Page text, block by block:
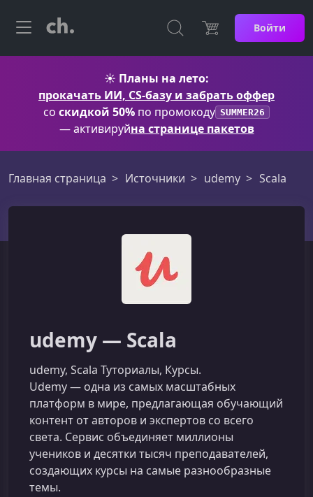
Войти
☀️ Планы на лето:
прокачать ИИ, CS-базу и забрать оффер
со скидкой 50% по промокоду SUMMER26
— активируйна странице пакетов
Главная страница Источники udemy Scala
udemy — Scala
udemy, Scala Туториалы, Курсы.
Udemy — одна из самых масштабных
платформ в мире, предлагающая обучающий
контент от авторов и экспертов со всего
света. Сервис объединяет миллионы
учеников и десятки тысяч преподавателей,
создающих курсы на самые разнообразные
темы.